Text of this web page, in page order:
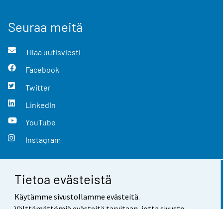
Tietoa evästeistä
Käytämme sivustollamme evästeitä.
Seuraa meitä
Tilaa uutisviesti
Facebook
Twitter
LinkedIn
YouTube
Instagram
Yhteystiedot
Palaute